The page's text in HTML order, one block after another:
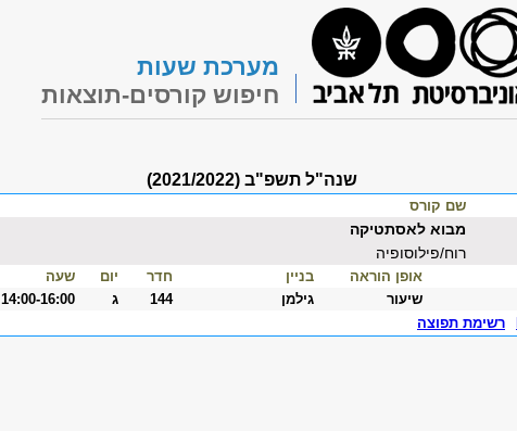
מערכת שעות
חיפוש קורסים-תוצאות
שנה"ל תשפ"ב (2021/2022)
שם קורס
מבוא לאסתטיקה
רוח/פילוסופיה
אופן הוראה בניין חדר יום שעה
שיעור גילמן 144 ג 14:00-16:00
רשימת תפוצה